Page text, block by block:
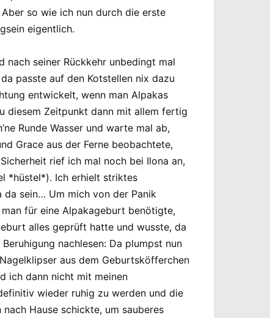
so wie ich nun durch die erste
eigentlich.
nach seiner Rückkehr unbedingt mal
passte auf den Kotstellen nix dazu
entwickelt, wenn man Alpakas
diesem Zeitpunkt dann mit allem fertig
Runde Wasser und warte mal ab,
Grace aus der Ferne beobachtete,
rief ich mal noch bei Ilona an,
*hüstel*). Ich erhielt striktes
sein… Um mich von der Panik
für eine Alpakageburt benötigte,
alles geprüft hatte und wusste, da
nachlesen: Da plumpst nun
aus dem Geburtsköfferchen
ich dann nicht mit meinen
wieder ruhig zu werden und die
Hause schickte, um sauberes